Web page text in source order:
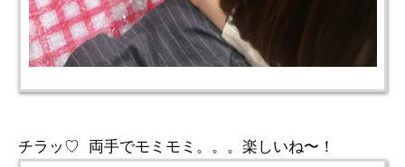
チラッ♡ 両手でモミモミ。。。楽しいね〜！